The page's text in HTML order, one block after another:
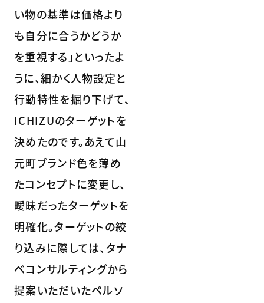
い物の基準は価格より
も自分に合うかどうか
を重視する」といったよ
うに、細かく人物設定と
行動特性を掘り下げて、
ICHIZUのターゲットを
決めたのです。あえて山
元町ブランド色を薄め
たコンセプトに変更し、
曖昧だったターゲットを
明確化。ターゲットの絞
り込みに際しては、タナ
ベコンサルティングから
提案いただいたペルソ